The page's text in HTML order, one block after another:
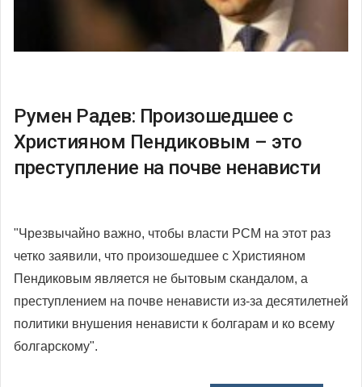
Румен Радев: Произошедшее с
Християном Пендиковым – это
преступление на почве ненависти
"Чрезвычайно важно, чтобы власти РСМ на этот раз
четко заявили, что произошедшее с Християном
Пендиковым является не бытовым скандалом, а
преступлением на почве ненависти из-за десятилетней
политики внушения ненависти к болгарам и ко всему
болгарскому".